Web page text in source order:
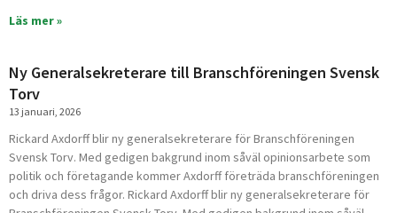
Läs mer »
Ny Generalsekreterare till Branschföreningen Svensk
Torv
13 januari, 2026
Rickard Axdorff blir ny generalsekreterare för Branschföreningen
Svensk Torv. Med gedigen bakgrund inom såväl opinionsarbete som
politik och företagande kommer Axdorff företräda branschföreningen
och driva dess frågor. Rickard Axdorff blir ny generalsekreterare för